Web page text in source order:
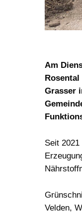
Am
Grasser
Seit
Velden,